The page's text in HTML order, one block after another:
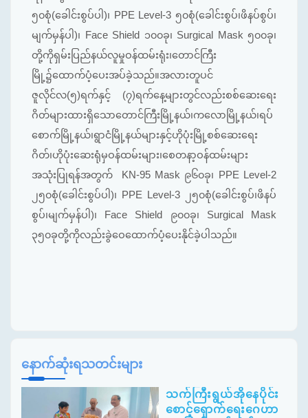
၅၀စုံ(ခေါင်းစွပ်ပါ)၊ PPE Level-3 ၅၀စုံ(ခေါင်းစွပ်၊ဖိနပ်စွပ်၊
မျက်မှန်ပါ)၊ Face Shield ၁၀၀ခု၊ Surgical Mask ၅၀၀ခု၊
တို့ကိုရှမ်းပြည်နယ်လူမှုဝန်ထမ်းရုံး၊တောင်ကြီး
မြို့၌ထောက်ပံ့ပေးအပ်ခဲ့သည်။အလားတူပင်
ဇူလိုင်လ(၅)ရက်နှင့် (၇)ရက်နေ့များတွင်လည်းစစ်ဆေးရေး
ဂိတ်များထားရှိသောတောင်ကြီးမြို့နယ်၊ကလောမြို့နယ်၊ရပ်
စောက်မြို့နယ်၊ရွာငံမြို့နယ်များနှင့်ဟိုပုံးမြို့စစ်ဆေးရေး
ဂိတ်၊ဟိုပုံးဆေးရုံမှဝန်ထမ်းများ၊စေတနာ့ဝန်ထမ်းများ
အသုံးပြုရန်အတွက် KN-95 Mask ၉၆၀ခု၊ PPE Level-2
၂၅၀စုံ(ခေါင်းစွပ်ပါ)၊ PPE Level-3 ၂၅၀စုံ(ခေါင်းစွပ်၊ဖိနပ်
စွပ်၊မျက်မှန်ပါ)၊ Face Shield ၉၀၀ခု၊ Surgical Mask
၃၅၀ခုတို့ကိုလည်းခွဲဝေထောက်ပံ့ပေးနိုင်ခဲ့ပါသည်။
နောက်ဆုံးရသတင်းများ
သက်ကြီးရွယ်အိုနေပိုင်း
စောင့်ရှောက်ရေးဂေဟာ